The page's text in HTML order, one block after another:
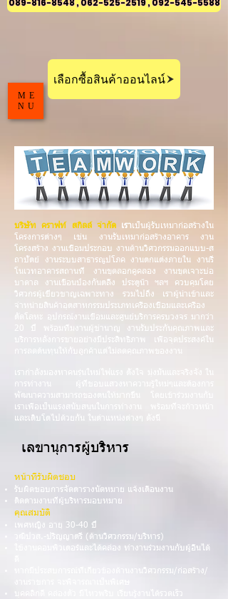
089-816-8548 , 062-525-2519 , 092-545-5588
เลือกซื้อสินค้าออนไลน์
ME
NU
บริษัท คราฟท์ สกิลล์ จำกัดเราเป็นผู้รับเหมาก่อสร้างใน
โครงการต่างๆ เช่น งานรับเหมาก่อสร้างอาคาร งาน
โครงสร้าง งานเชื่อมประกอบ งานด้านวิศวกรรมออกแบบ-ส
ถาปัตย์ งานระบบสาธารณูปโภค งานตกแต่งภายใน งานรี
โนเวทอาคารสถานที่ งานขุดลอกคูคลอง งานขุดเจาะบ่อ
บาดาล งานเขื่อนป้องกันตลิ่ง ประตูน้ำ ฯลฯ ควบคุมโดย
วิศวกรผู้เชี่ยวชาญเฉพาะทาง รวมไปถึง เราผู้นำเข้าและ
จำหน่ายสินค้าอุตสาหกรรมประเภทเครื่องเชื่อมและเครื่อง
ตัดโลหะ อุปกรณ์งานเชื่อมและศูนย์บริการครบวงจร มากว่า
20 ปี พร้อมทีมงานผู้ชำนาญ งานรับประกันคุณภาพและ
บริการหลังการขายอย่างมีประสิทธิภาพ เพื่อจุดประสงค์ใน
การลดต้นทุนให้กับลูกค้าแต่ไม่ลดคุณภาพของงาน
เรากำลังมองหาคนรุ่นใหม่ไฟแรง ตั้งใจ มุ่งมั่นและจริงจัง ใน
การทำงาน ผู้ที่ชอบแสวงหาความรู้ใหม่ๆและต้องการ
พัฒนาความสามารถของตนให้มากขึ้น โดยเข้าร่วมงานกับ
เราเพื่อเป็นแรงสนับสนุนในการทำงาน พร้อมที่จะก้าวหน้า
และเติบโตไปด้วยกัน ในตำแหน่งต่างๆ ดังนี้
เลขานุการผู้บริหาร
หน้าที่รับผิดชอบ
รับผิดชอบการจัดตารางนัดหมาย แจ้งเตือนงาน
ติดตามงานที่ผู้บริหารมอบหมาย
คุณสมบัติ
เพศหญิง อายุ 30-40 ปี
วุฒิปวส.-ปริญญาตรี (ด้านวิศวกรรม/บริหาร)
ใช้งานคอมพิวเตอร์และได้คล่อง ทำงานร่วมงานกับผู้อื่นได้
หากมีประสบการณ์ที่เกี่ยวข้องด้านงานวิศวกรรม/ก่อสร้าง/
บุคคลิกดี คล่องตัว มีไหวพริบ เรียนรู้งานได้รวดเร็ว